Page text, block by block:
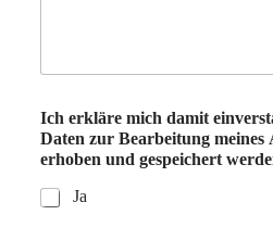
Ich erkläre mich damit
Daten zur Bearbeitung meines
erhoben und gespeichert
Ja